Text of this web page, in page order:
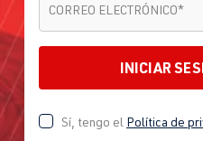
CORREO ELECTRÓNICO*
INICIAR
Sí, tengo el Política de